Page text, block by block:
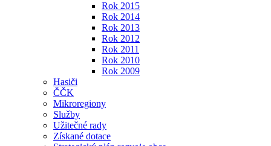
Rok 2015
Rok 2014
Rok 2013
Rok 2012
Rok 2011
Rok 2010
Rok 2009
Hasiči
ČČK
Mikroregiony
Služby
Užitečné rady
Získané dotace